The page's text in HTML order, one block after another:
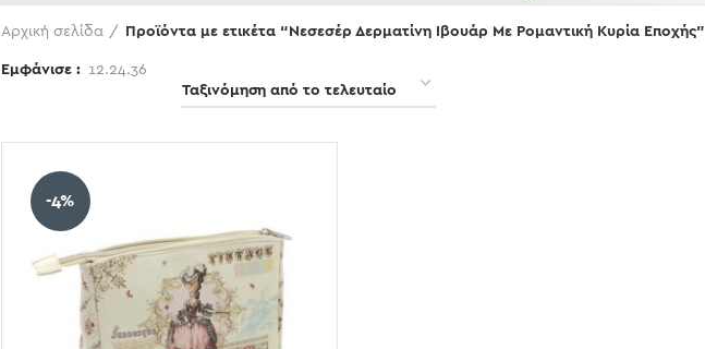
Αρχική σελίδα Προϊόντα με ετικέτα “Νεσεσέρ Δερματίνη Ιβουάρ Με Ρομαντική Κυρία Εποχής”
Εμφάνισε 12.24.36
-4%